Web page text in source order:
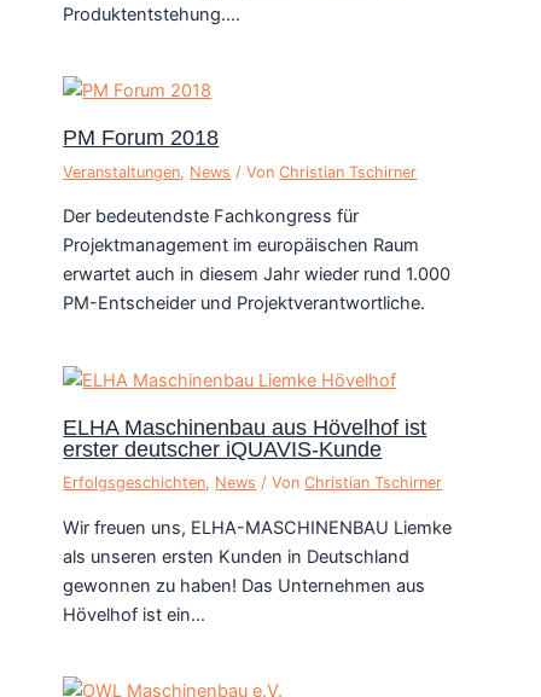
Produktentstehung.…
PM Forum 2018
Veranstaltungen, News / VonChristian Tschirner
Der bedeutendste Fachkongress für
Projektmanagement im europäischen Raum
erwartet auch in diesem Jahr wieder rund 1.000
PM-Entscheider und Projektverantwortliche.
ELHA Maschinenbau aus Hövelhof ist
erster deutscher iQUAVIS-Kunde
Erfolgsgeschichten, News / VonChristian Tschirner
Wir freuen uns, ELHA-MASCHINENBAU Liemke
als unseren ersten Kunden in Deutschland
gewonnen zu haben! Das Unternehmen aus
Hövelhof ist ein…